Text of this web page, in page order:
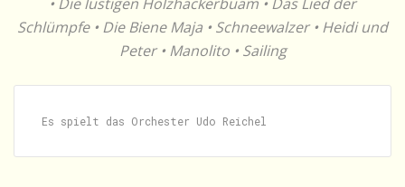
Schlümpfe • Die Biene Maja • Schneewalzer • Heidi und
Peter • Manolito • Sailing